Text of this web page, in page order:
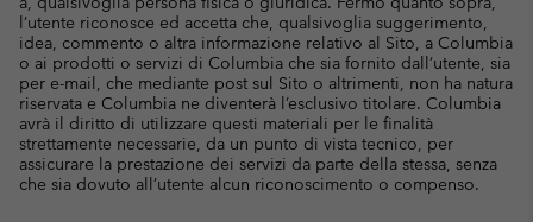
l’utente riconosce ed accetta che, qualsivoglia suggerimento,
idea, commento o altra informazione relativo al Sito, a Columbia
o ai prodotti o servizi di Columbia che sia fornito dall’utente, sia
per e-mail, che mediante post sul Sito o altrimenti, non ha natura
riservata e Columbia ne diventerà l’esclusivo titolare. Columbia
avrà il diritto di utilizzare questi materiali per le finalità
strettamente necessarie, da un punto di vista tecnico, per
assicurare la prestazione dei servizi da parte della stessa, senza
che sia dovuto all’utente alcun riconoscimento o compenso.